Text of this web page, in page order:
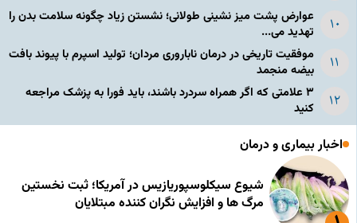
عوارض پشت میز نشینی طولانی؛ نشستن زیاد چگونه سلامت بدن را
تهدید می...
موفقیت تاریخی در درمان ناباروری مردان؛ تولید اسپرم با پیوند بافت
بیضه منجمد
۳ علامتی که اگر همراه سردرد باشند، باید فورا به پزشک مراجعه
کنید
اخبار بیماری و درمان
شیوع سیکلوسپوریازیس در آمریکا؛ ثبت نخستین
مرگ ها و افزایش نگران کننده مبتلایان